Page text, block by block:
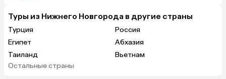
Туры из Нижнего Новгорода в другие страны
Турция
Россия
Египет
Абхазия
Таиланд
Вьетнам
ОАЭ
Остальные страны